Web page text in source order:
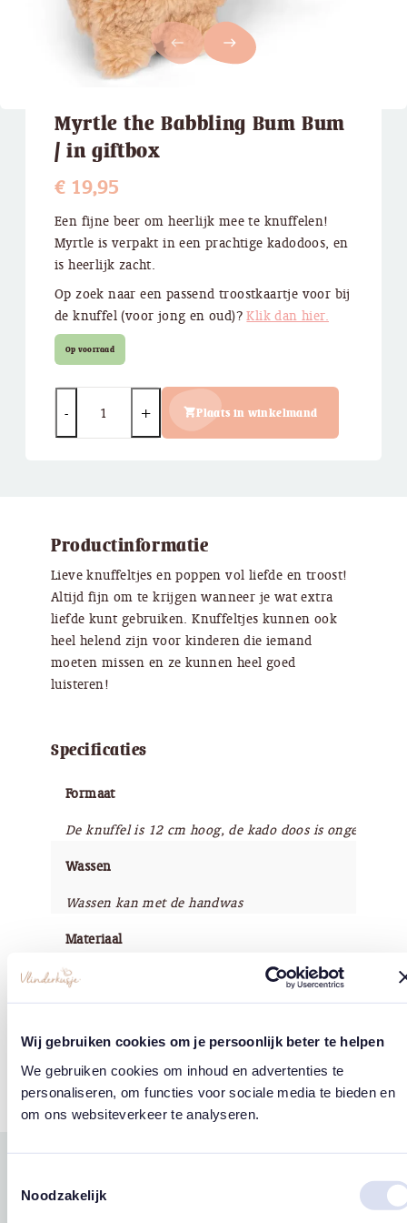
Wij gebruiken cookies om je persoonlijk beter te helpen
We gebruiken cookies om inhoud en advertenties te
personaliseren, om functies voor sociale media te bieden en
om ons websiteverkeer te analyseren.
Noodzakelijk
west east
Myrtle the Babbling Bum Bum
/ in giftbox
€19,95
Een fijne beer om heerlijk mee te knuffelen!
Myrtle is verpakt in een prachtige kadodoos, en
is heerlijk zacht.
Op zoek naar een passend troostkaartje voor bij
de knuffel (voor jong en oud)?Klik dan hier.
Op voorraad
Plaats in winkelmand
Productinformatie
Lieve knuffeltjes en poppen vol liefde en troost!
Altijd fijn om te krijgen wanneer je wat extra
liefde kunt gebruiken. Knuffeltjes kunnen ook
heel helend zijn voor kinderen die iemand
moeten missen en ze kunnen heel goed
luisteren!
Specificaties
Formaat
De knuffel is 12 cm hoog, de kado doos is ongeveer
Wassen
Wassen kan met de handwas
Materiaal
De items zijn gemaakt van een mix van viscose,
'Chaps for Life'
producten